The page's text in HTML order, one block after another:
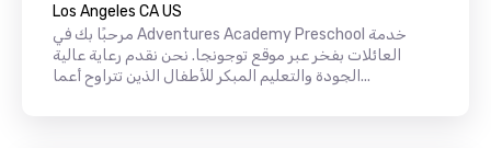
Los Angeles CA US
مرحبًا بك في Adventures Academy Preschool خدمة
العائلات بفخر عبر موقع توجونجا. نحن نقدم رعاية عالية
الجودة والتعليم المبكر للأطفال الذين تتراوح أعما...